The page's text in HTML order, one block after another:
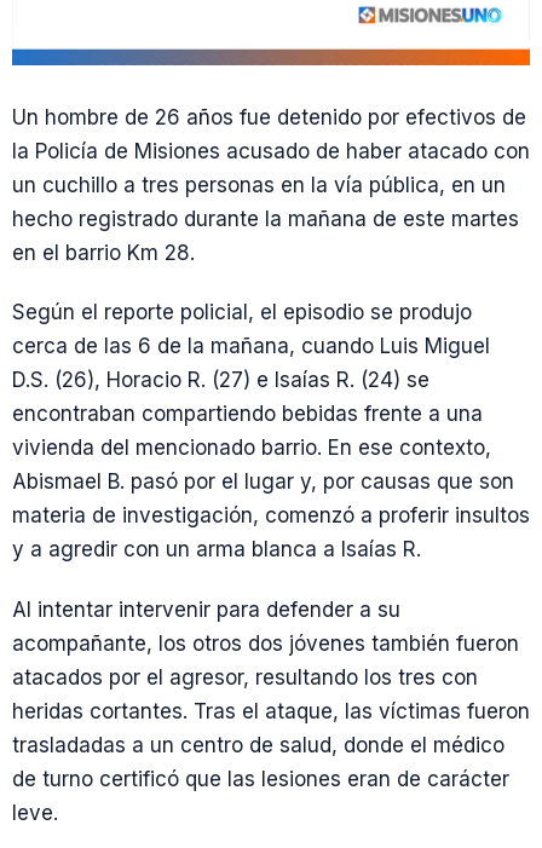
Un hombre de 26 años fue detenido por efectivos de
la Policía de Misiones acusado de haber atacado con
un cuchillo a tres personas en la vía pública, en un
hecho registrado durante la mañana de este martes
en el barrio Km 28.
Según el reporte policial, el episodio se produjo
cerca de las 6 de la mañana, cuando Luis Miguel
D.S. (26), Horacio R. (27) e Isaías R. (24) se
encontraban compartiendo bebidas frente a una
vivienda del mencionado barrio. En ese contexto,
Abismael B. pasó por el lugar y, por causas que son
materia de investigación, comenzó a proferir insultos
y a agredir con un arma blanca a Isaías R.
Al intentar intervenir para defender a su
acompañante, los otros dos jóvenes también fueron
atacados por el agresor, resultando los tres con
heridas cortantes. Tras el ataque, las víctimas fueron
trasladadas a un centro de salud, donde el médico
de turno certificó que las lesiones eran de carácter
leve.